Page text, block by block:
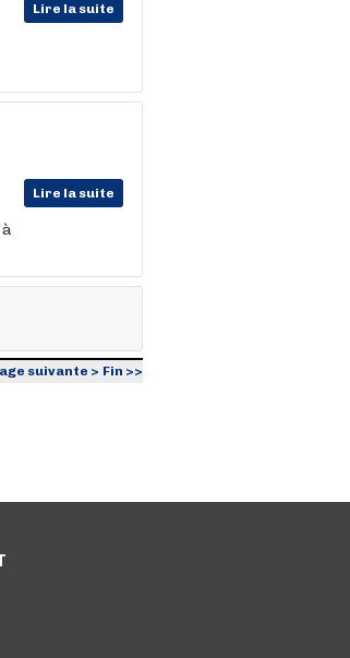
Lire la suite
Lire la suite
suivante > Fin >>